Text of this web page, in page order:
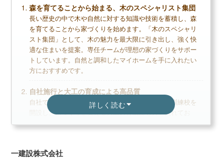
カタログを一括で取り寄せる
カタログ請求が理想の家づくりの第一歩
家のイメージづくりから始めよう
▶クレバリーホーム評判は？建てた人に聞きました
▶ クレバリーホームの坪単価はいくら？
詳しく読む
森を育てることから始まる、木のスペシャリスト集団
長い歴史の中で木や自然に対する知識や技術を蓄積し、森
を育てることから家づくりを始めます。「木のスペシャリ
スト集団」として、木の魅力を最大限に引き出し、強く快
適な住まいを提案。専任チームが理想の家づくりをサポー
トしています。自然と調和したマイホームを手に入れたい
方におすすめです。
自社施行と大工の育成による高品質
自社でも施工工事を行っている住友林業は企業内訓練校を
開設し、家づくりを支える大工の育成にも力を入れてお
り、施工技術の評判も高く信頼性があります。一般的に下
られるので安心してマイホームを建てられます。
一建設株式会社